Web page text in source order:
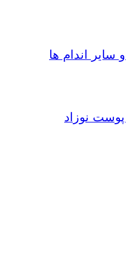
اندام ها
نوزاد